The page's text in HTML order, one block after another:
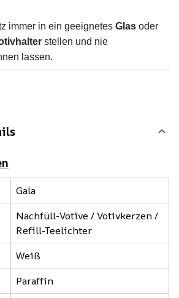
immer in ein geeignetes Glas oder
stellen und nie
lassen.
Gala
Nachfüll-Votive / Votivkerzen /
Refill-Teelichter
Weiß
Paraffin